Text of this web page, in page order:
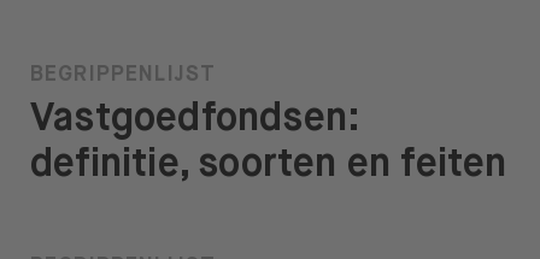
BEGRIPPENLIJST
Vastgoedfondsen:
definitie, soorten en feiten